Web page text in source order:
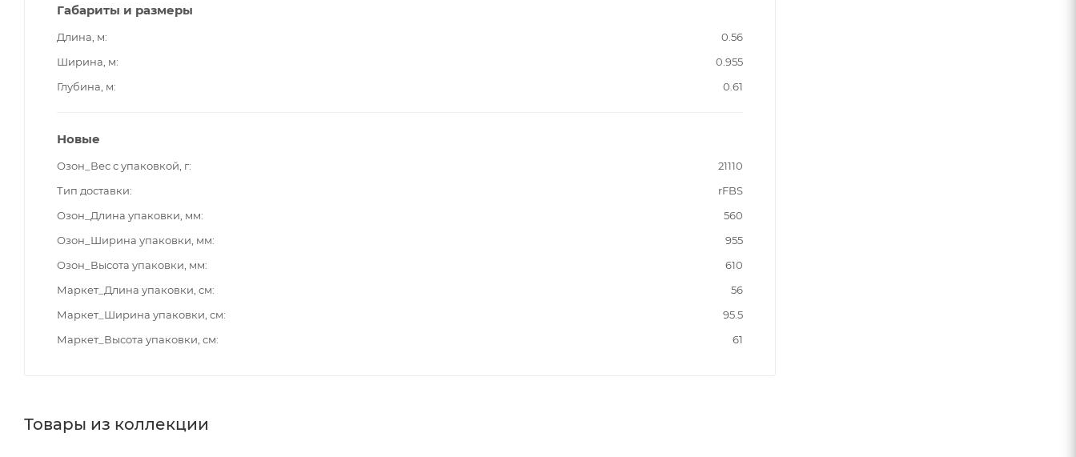
Габариты и размеры
Длина, м
0.56
Ширина, м
0.955
Глубина, м
0.61
Новые
Озон_Вес с упаковкой, г
21110
Тип доставки
rFBS
Озон_Длина упаковки, мм
560
Озон_Ширина упаковки, мм
955
Озон_Высота упаковки, мм
610
Маркет_Длина упаковки, см
56
Маркет_Ширина упаковки, см
95.5
Маркет_Высота упаковки, см
61
Товары из коллекции